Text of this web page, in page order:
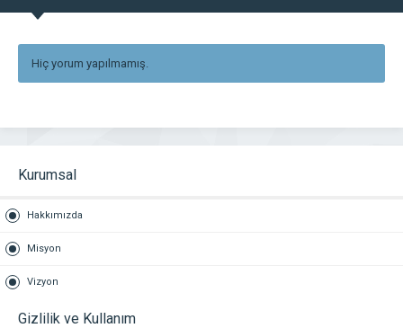
Hiç yorum yapılmamış.
Kurumsal
Hakkımızda
Misyon
Vizyon
Gizlilik ve Kullanım